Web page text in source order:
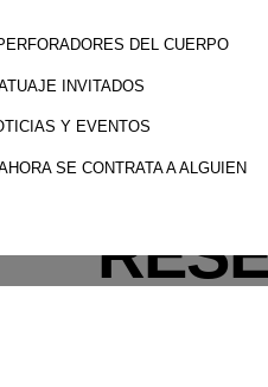
DEL CUERPO
INVITADOS
Y EVENTOS
SE CONTRATA A ALGUIEN